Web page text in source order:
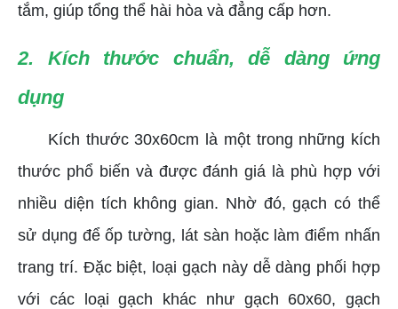
tắm, giúp tổng thể hài hòa và đẳng cấp hơn.
2. Kích thước chuẩn, dễ dàng ứng
dụng
Kích thước 30x60cm là một trong những kích
thước phổ biến và được đánh giá là phù hợp với
nhiều diện tích không gian. Nhờ đó, gạch có thể
sử dụng để ốp tường, lát sàn hoặc làm điểm nhấn
trang trí. Đặc biệt, loại gạch này dễ dàng phối hợp
với các loại gạch khác như gạch 60x60, gạch